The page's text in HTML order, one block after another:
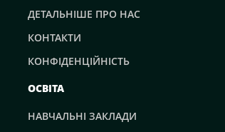
ДЕТАЛЬНІШЕ ПРО НАС
КОНТАКТИ
КОНФІДЕНЦІЙНІСТЬ
ОСВІТА
НАВЧАЛЬНІ ЗАКЛАДИ